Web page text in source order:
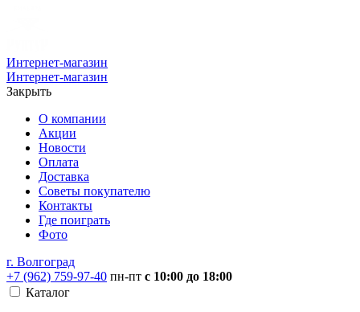
Интернет-магазин
Интернет-магазин
Закрыть
О компании
Акции
Новости
Оплата
Доставка
Советы покупателю
Контакты
Где поиграть
Фото
г. Волгоград
+7 (962) 759-97-40 пн-пт с 10:00 до 18:00
Каталог